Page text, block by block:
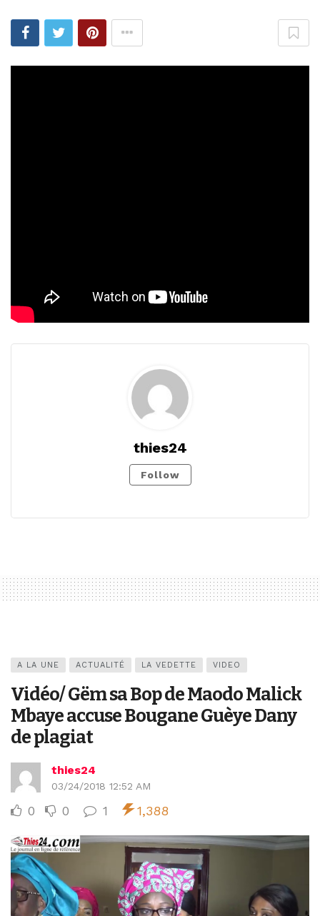
thies24
Follow
A LA UNE ACTUALITÉ LA VEDETTE VIDEO
Vidéo/ Gëm sa Bop de Maodo Malick
Mbaye accuse Bougane Guèye Dany
de plagiat
thies24
03/24/2018 12:52 AM
0 0 1 1,388